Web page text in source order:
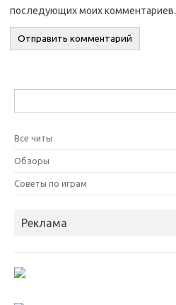
последующих моих комментариев.
Все читы
Обзоры
Советы по играм
Реклама